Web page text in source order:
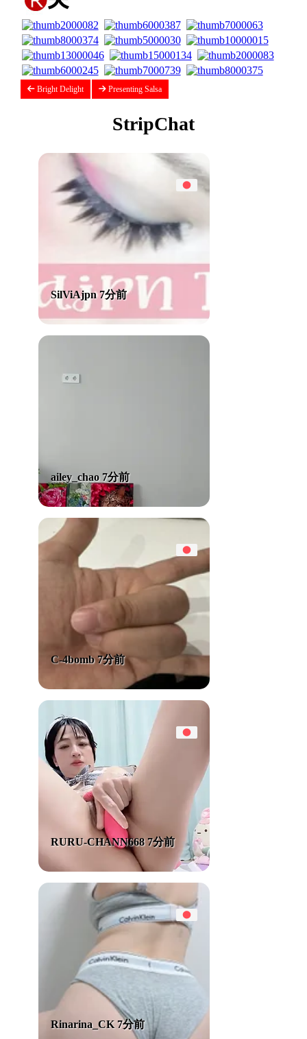
Bright Delight Presenting Salsa
StripChat
SilViAjpn 7分前
ailey_chao 7分前
C-4bomb 7分前
RURU-CHANN668 7分前
Rinarina_CK 7分前